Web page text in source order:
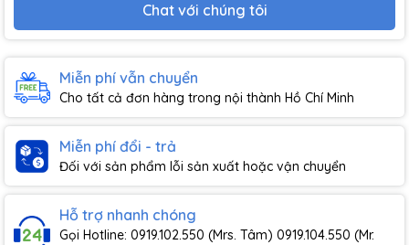
Chat với chúng tôi
Miễn phí vẫn chuyển
Cho tất cả đơn hàng trong nội thành Hồ Chí Minh
Miễn phí đổi - trả
Đối với sản phẩm lỗi sản xuất hoặc vận chuyển
Hỗ trợ nhanh chóng
Gọi Hotline: 0919.102.550 (Mrs. Tâm) 0919.104.550 (Mr.